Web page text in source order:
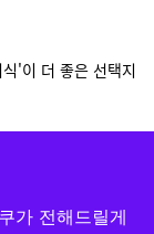
'이 더 좋은 선택지
가 전해드릴게